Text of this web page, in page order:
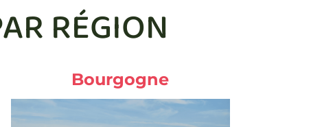
RÉGION
Bourgogne